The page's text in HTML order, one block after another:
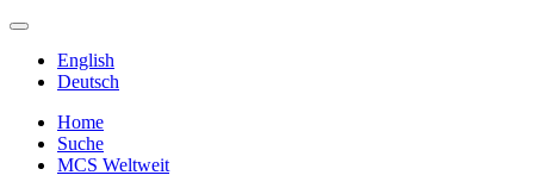
English
Deutsch
Home
Suche
MCS Weltweit